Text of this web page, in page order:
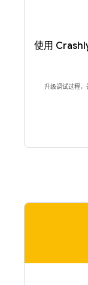
使用
升级调试过程